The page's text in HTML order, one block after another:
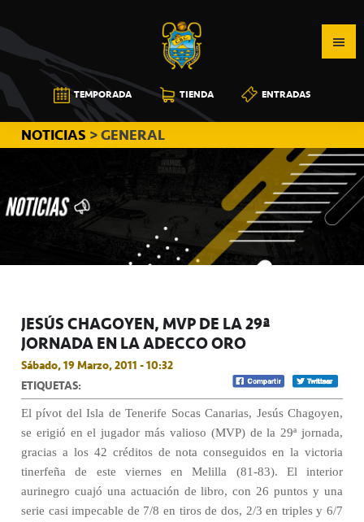
a
la
navegación
principal
al
contenido
principal
a
la
barra
lateral
principal
CB
CANARIAS
TEMPORADA TIENDA ENTRADAS
NOTICIAS > GENERAL
JESÚS CHAGOYEN, MVP DE LA 29ª
JORNADA EN LA ADECCO ORO
Sábado, 19 Marzo, 2011 - 10:32
ETIQUETAS:
El pívot del Isla de Tenerife Socas Canarias, Jesús Chagoyen,
se erigió en el jugador más valioso (MVP) de la 29ª jornada,
gracias a los 42 créditos de nota conseguidos en la victoria
tinerfeña de este viernes en Melilla (81-83). El interior
aurinegro cuajó una actuación de libro, con 26 puntos y una
serie casi impecable de 7/8 en tiros de dos, 2/3 en triples y 6/7